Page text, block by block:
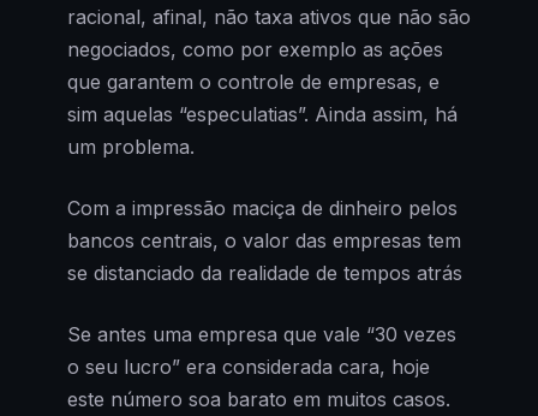
racional, afinal, não taxa ativos que não são
negociados, como por exemplo as ações
que garantem o controle de empresas, e
sim aquelas “especulatias”. Ainda assim, há
um problema.
Com a impressão maciça de dinheiro pelos
bancos centrais, o valor das empresas tem
se distanciado da realidade de tempos atrás
Se antes uma empresa que vale “30 vezes
o seu lucro” era considerada cara, hoje
este número soa barato em muitos casos.